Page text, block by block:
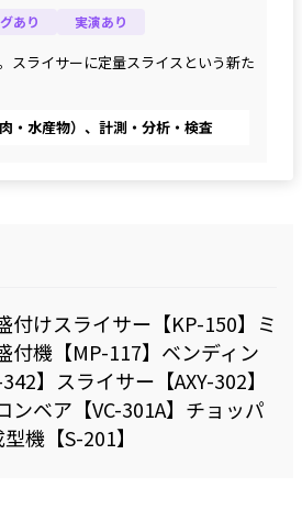
あり 実演あり
スライサーに定量スライスという新た
・水産物）、計測・分析・検査
付けスライサー【KP-150】ミ
付機【MP-117】ベンディン
】スライサー【AXY-302】
ンベア【VC-301A】チョッパ
機【S-201】